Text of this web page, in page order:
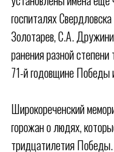
госпиталях
Золотарев, С.А.
ранения разной
71-й годовщине Победы
Широкореченский
горожан о людях,
тридцатилетия